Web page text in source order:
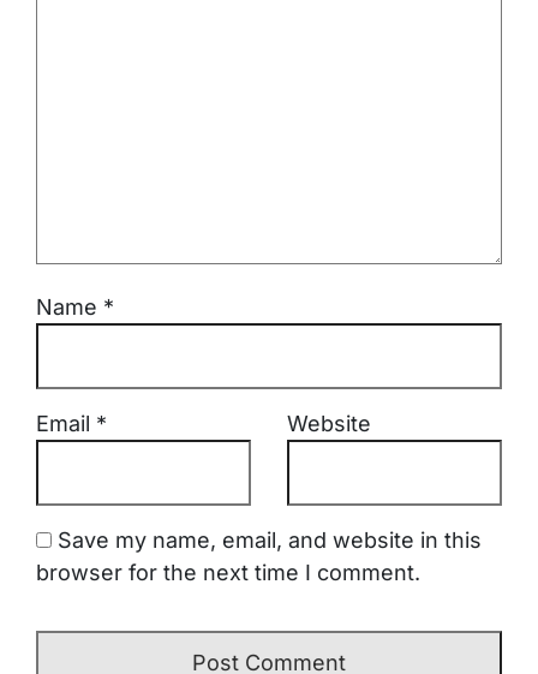
Name *
Email * Website
Save my name, email, and website in this
browser for the next time I comment.